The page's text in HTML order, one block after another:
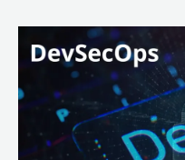
Lance
Rural